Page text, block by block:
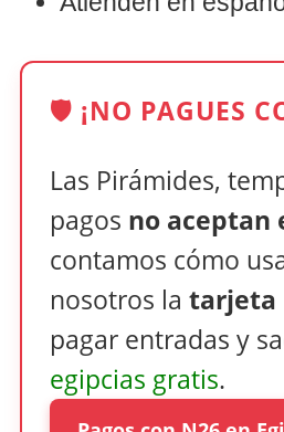
🛡️ ¡NO PAGUES
Las Pirámides,
pagos no aceptan
contamos cómo
nosotros la tarjeta
pagar entradas y
egipcias gratis.